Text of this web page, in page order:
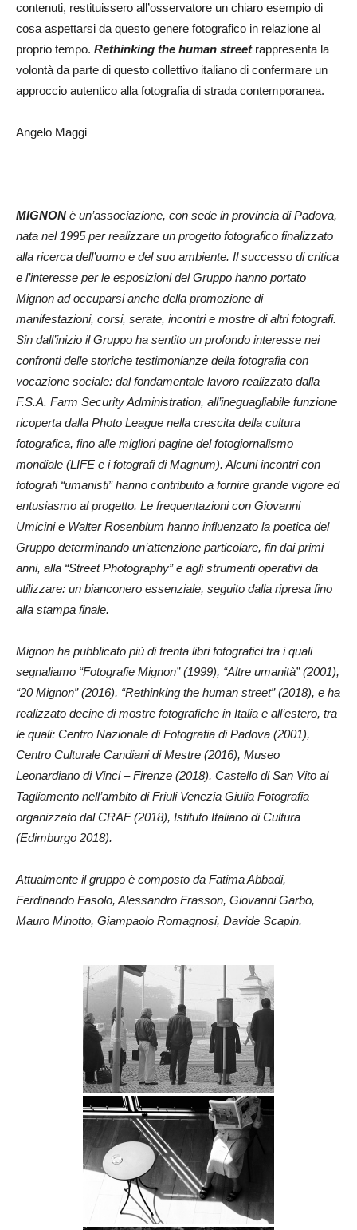
contenuti, restituissero all’osservatore un chiaro esempio di
cosa aspettarsi da questo genere fotografico in relazione al
proprio tempo. Rethinking the human streetrappresenta la
volontà da parte di questo collettivo italiano di confermare un
approccio autentico alla fotografia di strada contemporanea.
Angelo Maggi
MIGNON è un’associazione, con sede in provincia di Padova,
nata nel 1995 per realizzare un progetto fotografico finalizzato
alla ricerca dell’uomo e del suo ambiente. Il successo di critica
e l’interesse per le esposizioni del Gruppo hanno portato
Mignon ad occuparsi anche della promozione di
manifestazioni, corsi, serate, incontri e mostre di altri fotografi.
Sin dall’inizio il Gruppo ha sentito un profondo interesse nei
confronti delle storiche testimonianze della fotografia con
vocazione sociale: dal fondamentale lavoro realizzato dalla
F.S.A. Farm Security Administration, all’ineguagliabile funzione
ricoperta dalla Photo League nella crescita della cultura
fotografica, fino alle migliori pagine del fotogiornalismo
mondiale (LIFE e i fotografi di Magnum). Alcuni incontri con
fotografi “umanisti” hanno contribuito a fornire grande vigore ed
entusiasmo al progetto. Le frequentazioni con Giovanni
Umicini e Walter Rosenblum hanno influenzato la poetica del
Gruppo determinando un’attenzione particolare, fin dai primi
anni, alla “Street Photography” e agli strumenti operativi da
utilizzare: un bianconero essenziale, seguito dalla ripresa fino
alla stampa finale.
Mignon ha pubblicato più di trenta libri fotografici tra i quali
segnaliamo “Fotografie Mignon” (1999), “Altre umanità” (2001),
“20 Mignon” (2016), “Rethinking the human street” (2018), e ha
realizzato decine di mostre fotografiche in Italia e all’estero, tra
le quali: Centro Nazionale di Fotografia di Padova (2001),
Centro Culturale Candiani di Mestre (2016), Museo
Leonardiano di Vinci – Firenze (2018), Castello di San Vito al
Tagliamento nell’ambito di Friuli Venezia Giulia Fotografia
organizzato dal CRAF (2018), Istituto Italiano di Cultura
(Edimburgo 2018).
Attualmente il gruppo è composto da Fatima Abbadi,
Ferdinando Fasolo, Alessandro Frasson, Giovanni Garbo,
Mauro Minotto, Giampaolo Romagnosi, Davide Scapin.